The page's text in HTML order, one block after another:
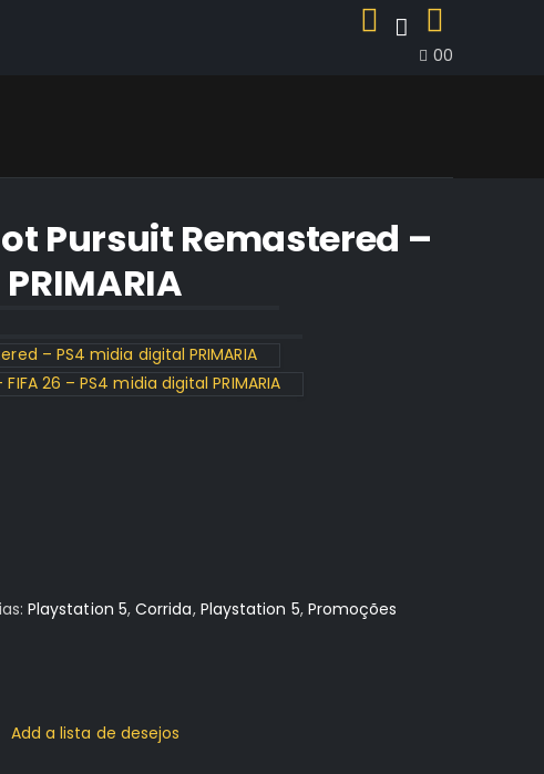
00
Pursuit Remastered –
– PS4 midia digital PRIMARIA
26 – PS4 midia digital PRIMARIA
Playstation 5,Corrida, Playstation 5, Promoções
Add a lista de desejos